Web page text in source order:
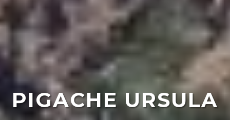
PIGACHE URSULA